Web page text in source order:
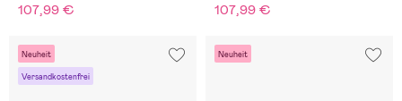
107,99 € 107,99 €
Neuheit
Versandkostenfrei
Neuheit